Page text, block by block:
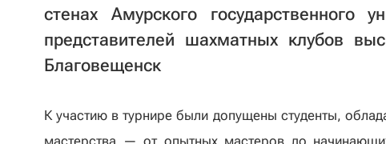
стенах Амурского государственного
представителей шахматных клубов
Благовещенск
К участию в турнире были допущены студенты,
мастерства — от опытных мастеров до